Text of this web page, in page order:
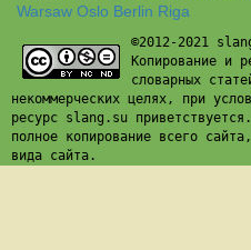
Warsaw Oslo Berlin Riga
©2012-2021
Копирование и
словарных
некоммерческих целях, при
ресурс slang.su
полное копирование всего
вида сайта.